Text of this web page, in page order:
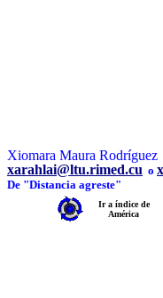
Xiomara Maura Rodríguez
xarahlai@ltu.rimed.cu o
De "Distancia agreste"
Ir a índice de
América